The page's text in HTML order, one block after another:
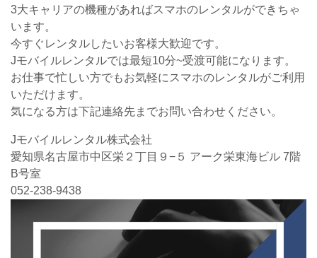
3大キャリアの機種があればスマホのレンタルができちゃ
います。
今すぐレンタルしたいお客様大歓迎です。
Jモバイルレンタルでは最短10分~受渡可能になります。
お仕事で忙しい方でもお気軽にスマホのレンタルがご利用
いただけます。
気になる方は下記連絡先までお問い合わせください。
Jモバイルレンタル株式会社
愛知県名古屋市中区栄２丁目９−５ アーク栄東海ビル 7階
B号室
052-238-9438